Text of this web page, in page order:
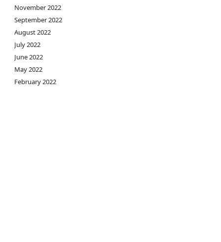
November 2022
September 2022
August 2022
July 2022
June 2022
May 2022
February 2022